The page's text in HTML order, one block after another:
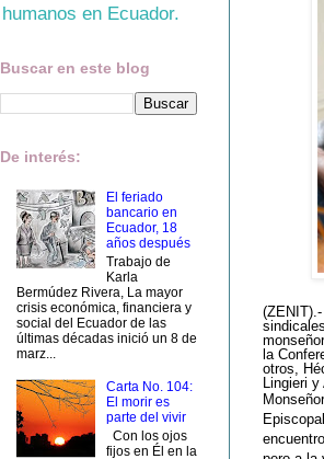
la
otros,
Lingieri
humanos en Ecuador.
Buscar en este blog
De interés:
El feriado
bancario en
Ecuador, 18
años después
Trabajo de
Karla
Bermúdez Rivera, La mayor
crisis económica, financiera y
social del Ecuador de las
últimas décadas inició un 8 de
marz...
Carta No. 104:
El morir es
parte del vivir
Con los ojos
fijos en Él en la